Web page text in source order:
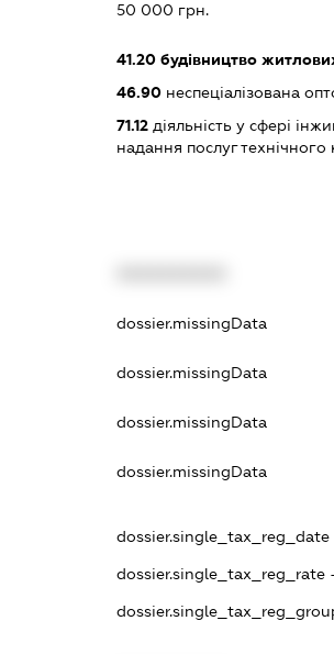
50 000 грн.
41.20 будівництво
46.90 неспеціалізована
71.12 діяльність у сфері
надання послуг
dossier.missingData
dossier.missingData
dossier.missingData
dossier.missingData
dossier.single_tax_reg_date -
dossier.single_tax_reg_rate